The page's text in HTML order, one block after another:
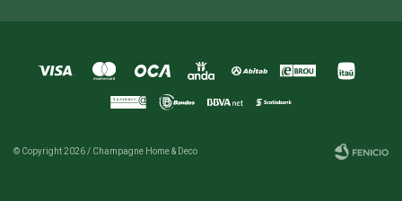
© Copyright 2026 / Champagne Home & Deco